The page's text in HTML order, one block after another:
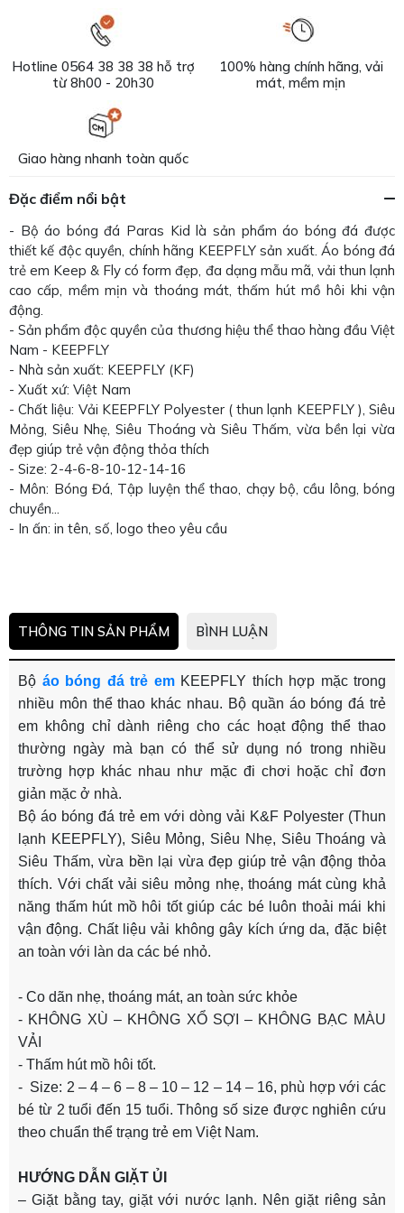
Hotline 0564 38 38 38 hỗ trợ
từ 8h00 - 20h30
100% hàng chính hãng, vải
mát, mềm mịn
Giao hàng nhanh toàn quốc
Đặc điểm nổi bật
- Bộ áo bóng đá Paras Kid là sản phẩm áo bóng đá được
thiết kế độc quyền, chính hãng KEEPFLY sản xuất. Áo bóng đá
trẻ em Keep & Fly có form đẹp, đa dạng mẫu mã, vải thun lạnh
cao cấp, mềm mịn và thoáng mát, thấm hút mồ hôi khi vận
động.
- Sản phẩm độc quyền của thương hiệu thể thao hàng đầu Việt
Nam - KEEPFLY
- Nhà sản xuất: KEEPFLY (KF)
- Xuất xứ: Việt Nam
- Chất liệu: Vải KEEPFLY Polyester ( thun lạnh KEEPFLY ), Siêu
Mỏng, Siêu Nhẹ, Siêu Thoáng và Siêu Thấm, vừa bền lại vừa
đẹp giúp trẻ vận động thỏa thích
- Size: 2-4-6-8-10-12-14-16
- Môn: Bóng Đá, Tập luyện thể thao, chạy bộ, cầu lông, bóng
chuyền...
- In ấn: in tên, số, logo theo yêu cầu
THÔNG TIN SẢN PHẨM BÌNH LUẬN
Bộ áo bóng đá trẻ emKEEPFLY thích hợp mặc trong
nhiều môn thể thao khác nhau. Bộ quần áo bóng đá trẻ
em không chỉ dành riêng cho các hoạt động thể thao
thường ngày mà bạn có thể sử dụng nó trong nhiều
trường hợp khác nhau như mặc đi chơi hoặc chỉ đơn
giản mặc ở nhà.
Bộ áo bóng đá trẻ em với dòng vải K&F Polyester (Thun
lạnh KEEPFLY), Siêu Mỏng, Siêu Nhẹ, Siêu Thoáng và
Siêu Thấm, vừa bền lại vừa đẹp giúp trẻ vận động thỏa
thích. Với chất vải siêu mỏng nhẹ, thoáng mát cùng khả
năng thấm hút mồ hôi tốt giúp các bé luôn thoải mái khi
vận động. Chất liệu vải không gây kích ứng da, đặc biệt
an toàn với làn da các bé nhỏ.
- Co dãn nhẹ, thoáng mát, an toàn sức khỏe
- KHÔNG XÙ – KHÔNG XỔ SỢI – KHÔNG BẠC MÀU
VẢI
- Thấm hút mồ hôi tốt.
- Size: 2 – 4 – 6 – 8 – 10 – 12 – 14 – 16, phù hợp với các
bé từ 2 tuổi đến 15 tuổi. Thông số size được nghiên cứu
theo chuẩn thể trạng trẻ em Việt Nam.
HƯỚNG DẪN GIẶT ỦI
– Giặt bằng tay, giặt với nước lạnh. Nên giặt riêng sản